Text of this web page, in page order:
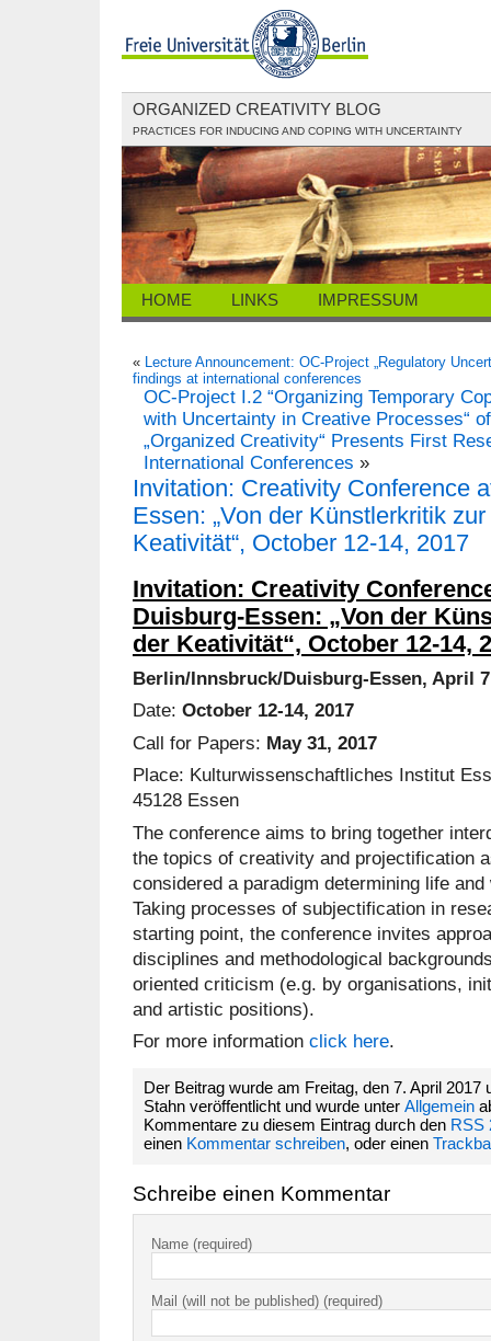
ORGANIZED CREATIVITY BLOG
PRACTICES FOR INDUCING AND COPING WITH UNCERTAINTY
HOME LINKS IMPRESSUM
« Lecture Announcement: OC-Project „Regulatory
findings at international conferences
OC-Project I.2 “Organizing Temporary
with Uncertainty in Creative Processes“
„Organized Creativity“ Presents First
International Conferences »
Invitation: Creativity Conference
Essen: „Von der Künstlerkritik
Keativität“, October 12-14, 2017
Invitation: Creativity
Duisburg-Essen: „Von der
der Keativität“, October 12-14,
Berlin/Innsbruck/Duisburg-Essen, April
Date: October 12-14, 2017
Call for Papers: May 31, 2017
Place: Kulturwissenschaftliches Institut
45128 Essen
The conference aims to bring together
the topics of creativity and projectification
considered a paradigm determining life and
Taking processes of subjectification in
starting point, the conference invites
disciplines and methodological
oriented criticism (e.g. by organisations,
and artistic positions).
For more information click here.
Der Beitrag wurde am Freitag, den 7. April 2017
Stahn veröffentlicht und wurde unter Allgemein
Kommentare zu diesem Eintrag durch den RSS
einen Kommentar schreiben, oder einen
Schreibe einen Kommentar
Name (required)
Mail (will not be published) (required)